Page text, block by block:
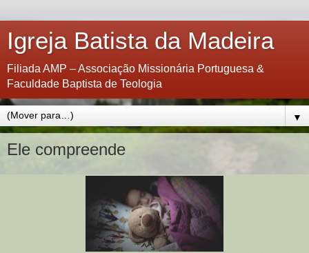
Igreja Batista da Madeira
Filiada AMP – Associação Missionária Portuguesa &
Faculdade Baptista de Teologia
▼
Ele compreende